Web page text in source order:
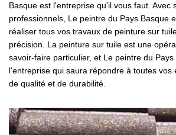
Basque est l'entreprise qu'il vous faut. Avec
professionnels, Le peintre du Pays Basque
réaliser tous vos travaux de peinture sur
précision. La peinture sur tuile est une
savoir-faire particulier, et Le peintre du Pays
l'entreprise qui saura répondre à toutes vos
de qualité et de durabilité.